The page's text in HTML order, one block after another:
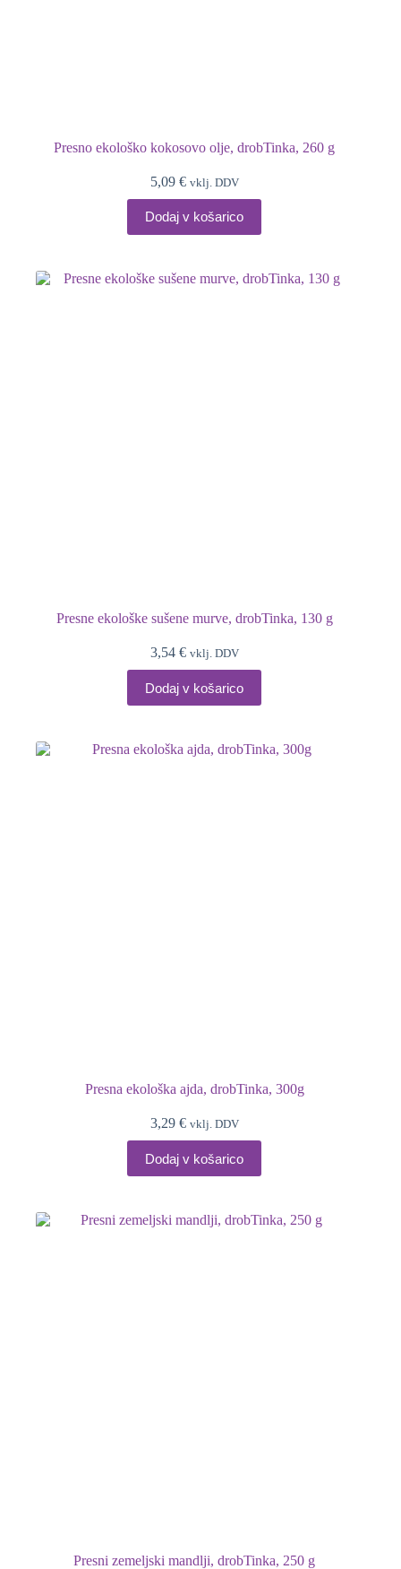
Presno ekološko kokosovo olje, drobTinka, 260 g
5,09 € vklj. DDV
Dodaj v košarico
Presne ekološke sušene murve, drobTinka, 130 g
3,54 € vklj. DDV
Dodaj v košarico
Presna ekološka ajda, drobTinka, 300g
3,29 € vklj. DDV
Dodaj v košarico
Presni zemeljski mandlji, drobTinka, 250 g